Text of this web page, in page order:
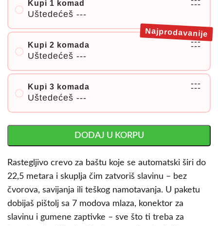
Kupi 1 komad
Uštedećeš ---
---
Kupi 2 komada
Uštedećeš ---
---
---
Najprodavanije
Kupi 3 komada
Uštedećeš ---
---
---
DODAJ U KORPU
Rastegljivo crevo za baštu koje se automatski širi do
22,5 metara i skuplja čim zatvoriš slavinu – bez
čvorova, savijanja ili teškog namotavanja. U paketu
dobijaš pištolj sa 7 modova mlaza, konektor za
slavinu i gumene zaptivke – sve što ti treba za